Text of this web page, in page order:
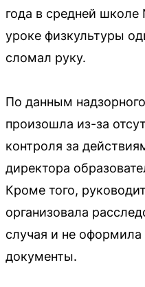
года в средней
уроке физкультуры
сломал руку.
По данным
произошла из-за
контроля за
директора
Кроме того,
организовала
случая и не
документы.